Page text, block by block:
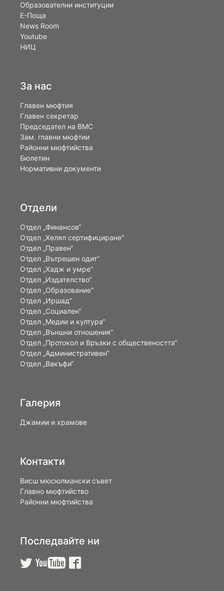
Образователни институции
Е-Поща
News Room
Youtube
НИЦ
За нас
Главен мюфтия
Главен секретар
Председател на ВМС
Зам. главни мюфтии
Районни мюфтийства
Бюлетин
Нормативни документи
Отдели
Отдел „Финансов“
Отдел „Хелял сертифициране“
Отдел „Правен“
Отдел „Вътрешен одит“
Отдел „Хадж и умре“
Отдел „Издателство“
Отдел „Образование“
Отдел „Иршад“
Отдел „Социален“
Отдел „Медии и култура“
Отдел „Външни отношения”
Oтдел „Протокол и Връзки с обществеността“
Отдел „Административен“
Отдел „Вакъфи“
Галерия
Джамии и храмове
Контакти
Висш мюсюлмански съвет
Главно мюфтийство
Районни мюфтийства
Последвайте ни
  